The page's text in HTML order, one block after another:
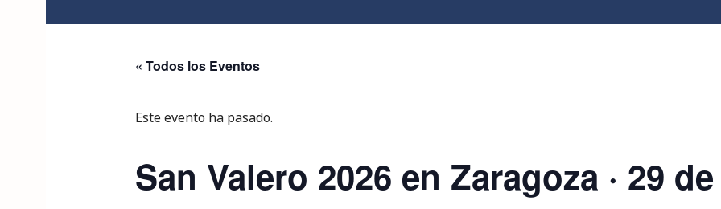
« Todos los Eventos
Este evento ha pasado.
San Valero 2026 en Zaragoza · 29